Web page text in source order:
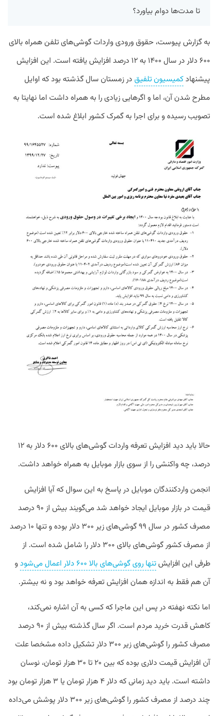
تا مدت‌ها دوام بیاورد؟
به گزارش پیوست، حقوق ورودی واردات گوشی‌های تلفن همراه بالای
۶۰۰ دلار در سال ۱۴۰۰ به ۱۲ درصد افزایش یافته است. این افزایش
پیشنهادکمیسیون تلفیق در زمستان سال گذشته بود که اوایل
مطرح شدن آن، اما و اگر‌هایی زیادی را به همراه داشت اما نهایتا به
تصویب رسیده و برای اجرا به گمرک کشور ابلاغ شده است.
حالا باید دید افزایش تعرفه واردات گوشی‌های بالای ۶۰۰ دلار به ۱۲
درصد، چه واکنشی را از سوی بازار موبایل به همراه خواهد داشت.
انجمن واردکنندگان موبایل در پاسخ به این سوال که آیا افزایش
قیمت در بازار موبایل ایجاد خواهد شد می‌‌گویند بیش از ۹۰ درصد
مصرف کشور در سال ۹۹ گوشی‌های زیر ۳۰۰ دلار بوده و تنها ۱۰ درصد
از مصرف کشور گوشی‌های بالای ۳۰۰ دلار را شامل شده است. از
طرفی این افزایشتنها روی گوشی‌های بالا ۶۰۰ دلار اعمال می‌شود
و
آن هم فقط به اندازه همان افزایش تعرفه خواهد بود و نه بیشتر.
اما نکته نهفته در پس این ماجرا که کسی به آن اشاره نمی‌کند،
کاهش قدرت خرید مردم است. اگر سال گذشته بیش از ۹۰ درصد
مصرف کشور را گوشی‌های زیر ۳۰۰ دلار تشکیل داده مشخصا علت
آن افزایش قیمت دلاری بوده که بین ۲۰ تا ۳۰ هزار تومان، نوسان
داشته است. باید دید زمانی که دلار ۴ هزار تومان یا ۳ هزار تومان بود
چند درصد از مصرف کشور را گوشی‌های زیر ۳۰۰ دلار پوشش می‌داده